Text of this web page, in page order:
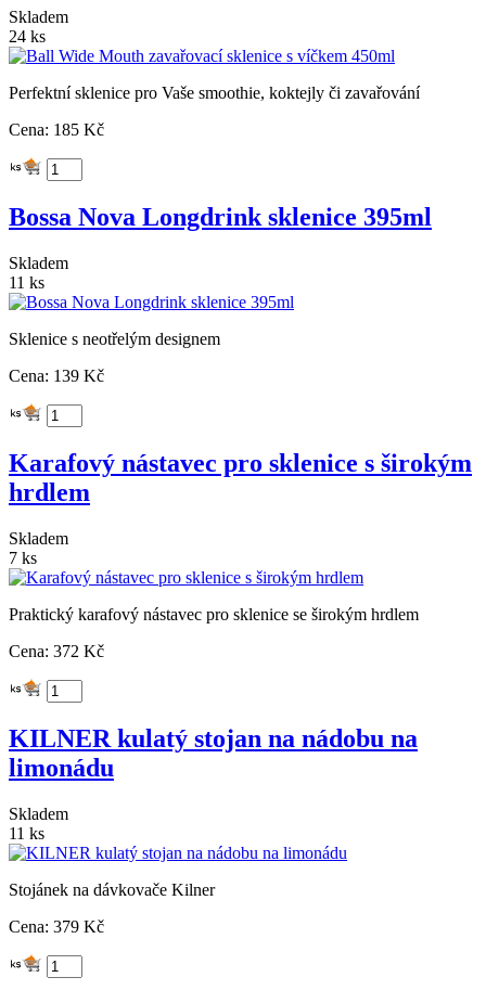
Skladem
24 ks
Perfektní sklenice pro Vaše smoothie, koktejly či zavařování
Cena: 185 Kč
Bossa Nova Longdrink sklenice 395ml
Skladem
11 ks
Sklenice s neotřelým designem
Cena: 139 Kč
Karafový nástavec pro sklenice s širokým
hrdlem
Skladem
7 ks
Praktický karafový nástavec pro sklenice se širokým hrdlem
Cena: 372 Kč
KILNER kulatý stojan na nádobu na
limonádu
Skladem
11 ks
Stojánek na dávkovače Kilner
Cena: 379 Kč